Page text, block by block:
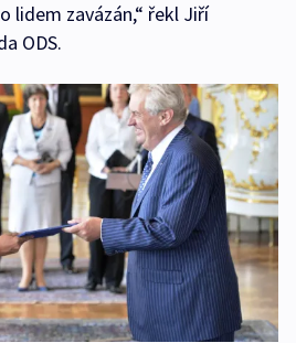
lidem zavázán,“ řekl Jiří
ODS.